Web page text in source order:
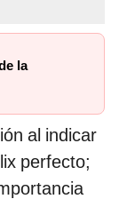
la
al indicar
perfecto;